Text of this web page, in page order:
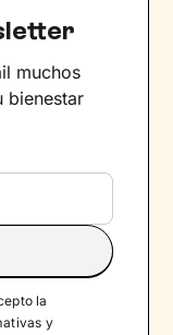
muchos
bienestar
la
y